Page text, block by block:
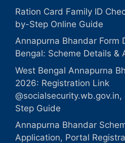
Ration Card Family ID
by-Step Online Guide
Annapurna Bhandar Form
Bengal: Scheme Details &
West Bengal Annapurna
2026: Registration Link
Step Guide
Annapurna Bhandar
Application, Portal